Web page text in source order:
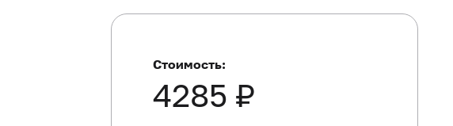
Стоимость:
4285 ₽